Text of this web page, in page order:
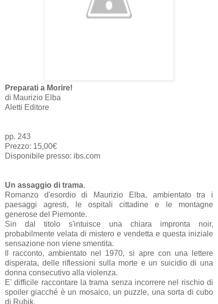
Preparati a Morire!
di Maurizio Elba
Aletti Editore
pp. 243
Prezzo: 15,00€
Disponibile presso: ibs.com
Un assaggio di trama.
Romanzo d'esordio di Maurizio Elba, ambientato tra i
paesaggi agresti, le ospitali cittadine e le montagne
generose del Piemonte.
Sin dal titolo s'intuisce una chiara impronta noir,
probabilmente velata di mistero e vendetta e questa iniziale
sensazione non viene smentita.
Il racconto, ambientato nel 1970, si apre con una lettere
disperata, delle riflessioni sulla morte e un suicidio di una
donna consecutivo alla violenza.
E' difficile raccontare la trama senza incorrere nel rischio di
spoiler giacché è un mosaico, un puzzle, una sorta di cubo
di Rubik.